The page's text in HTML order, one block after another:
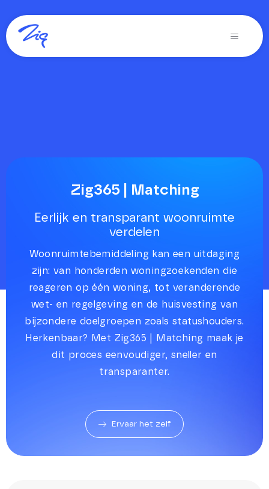
naar
inhoud
Toggle
Zig365 | Demo
Zoeken
Zig365 | Matching
Eerlijk en transparant woonruimte
verdelen
Woonruimtebemiddeling kan een uitdaging
zijn: van honderden woningzoekenden die
reageren op één woning, tot veranderende
wet- en regelgeving en de huisvesting van
bijzondere doelgroepen zoals statushouders.
Herkenbaar? Met Zig365 | Matching maak je
dit proces eenvoudiger, sneller en
transparanter.
Ervaar het zelf